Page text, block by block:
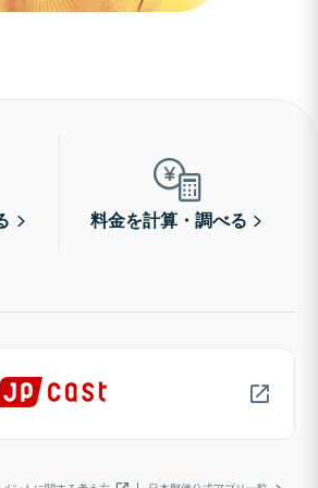
料金を計算・調べる